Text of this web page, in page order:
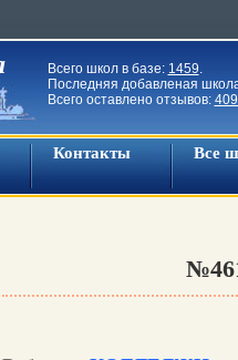
Всего школ в базе: 1459.
Последняя добавленая
Всего оставлено отзывов:
Контакты Все